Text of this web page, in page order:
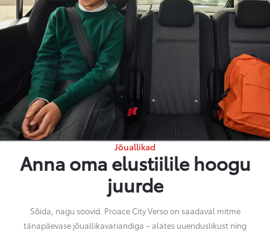
Jõuallikad
Anna oma elustiilile hoogu
juurde
Sõida, nagu soovid. Proace City Verso on saadaval mitme
tänapäevase jõuallikavariandiga – alates uuenduslikust ning